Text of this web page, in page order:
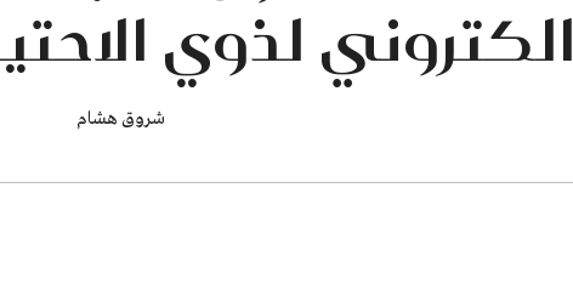
الكتروني لذوي
شروق هشام